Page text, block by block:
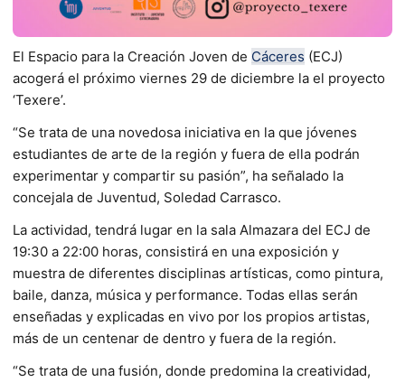
El Espacio para la Creación Joven de Cáceres (ECJ)
acogerá el próximo viernes 29 de diciembre la el proyecto
‘Texere’.
“Se trata de una novedosa iniciativa en la que jóvenes
estudiantes de arte de la región y fuera de ella podrán
experimentar y compartir su pasión”, ha señalado la
concejala de Juventud, Soledad Carrasco.
La actividad, tendrá lugar en la sala Almazara del ECJ de
19:30 a 22:00 horas, consistirá en una exposición y
muestra de diferentes disciplinas artísticas, como pintura,
baile, danza, música y performance. Todas ellas serán
enseñadas y explicadas en vivo por los propios artistas,
más de un centenar de dentro y fuera de la región.
“Se trata de una fusión, donde predomina la creatividad,